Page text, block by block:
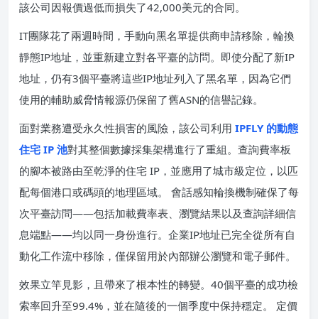
該公司因報價過低而損失了42,000美元的合同。
IT團隊花了兩週時間，手動向黑名單提供商申請移除，輪換
靜態IP地址，並重新建立對各平臺的訪問。即使分配了新IP
地址，仍有3個平臺將這些IP地址列入了黑名單，因為它們
使用的輔助威脅情報源仍保留了舊ASN的信譽記錄。
面對業務遭受永久性損害的風險，該公司利用 IPFLY 的動態
住宅 IP 池對其整個數據採集架構進行了重組。查詢費率板
的腳本被路由至乾淨的住宅 IP，並應用了城市級定位，以匹
配每個港口或碼頭的地理區域。 會話感知輪換機制確保了每
次平臺訪問——包括加載費率表、瀏覽結果以及查詢詳細信
息端點——均以同一身份進行。企業IP地址已完全從所有自
動化工作流中移除，僅保留用於內部辦公瀏覽和電子郵件。
效果立竿見影，且帶來了根本性的轉變。40個平臺的成功檢
索率回升至99.4%，並在隨後的一個季度中保持穩定。 定價